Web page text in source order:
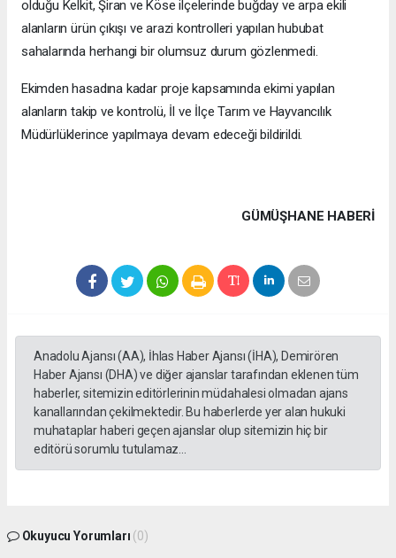
olduğu Kelkit, Şiran ve Köse ilçelerinde buğday ve arpa ekili
alanların ürün çıkışı ve arazi kontrolleri yapılan hububat
sahalarında herhangi bir olumsuz durum gözlenmedi.
Ekimden hasadına kadar proje kapsamında ekimi yapılan
alanların takip ve kontrolü, İl ve İlçe Tarım ve Hayvancılık
Müdürlüklerince yapılmaya devam edeceği bildirildi.
GÜMÜŞHANE HABERİ
Anadolu Ajansı (AA), İhlas Haber Ajansı (İHA), Demirören
Haber Ajansı (DHA) ve diğer ajanslar tarafından eklenen tüm
haberler, sitemizin editörlerinin müdahalesi olmadan ajans
kanallarından çekilmektedir. Bu haberlerde yer alan hukuki
muhataplar haberi geçen ajanslar olup sitemizin hiç bir
editörü sorumlu tutulamaz...
Okuyucu Yorumları (0)